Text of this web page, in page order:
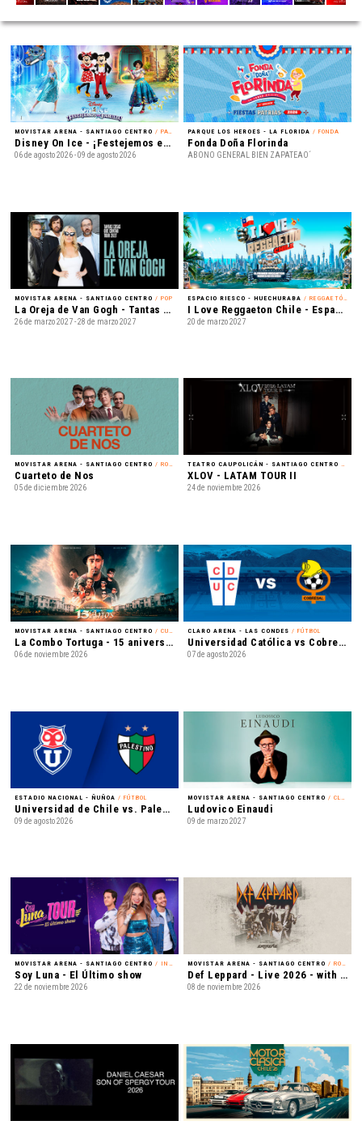
MOVISTAR ARENA - SANTIAGO CENTRO / PATINAJE EN HIELO
Disney On Ice - ¡Festejemos en Familia!
06 de agosto 2026 - 09 de agosto 2026
PARQUE LOS HEROES - LA FLORIDA / FONDA
Fonda Doña Florinda
ABONO GENERAL BIEN ZAPATEAO´
MOVISTAR ARENA - SANTIAGO CENTRO / POP
La Oreja de Van Gogh - Tantas cosas que contar Tour 2027
26 de marzo 2027 - 28 de marzo 2027
ESPACIO RIESCO - HUECHURABA / REGGAETÓN
I Love Reggaeton Chile - Espacio Riesco 2027
20 de marzo 2027
MOVISTAR ARENA - SANTIAGO CENTRO / ROCK
Cuarteto de Nos
05 de diciembre 2026
TEATRO CAUPOLICÁN - SANTIAGO CENTRO
XLOV - LATAM TOUR II
24 de noviembre 2026
MOVISTAR ARENA - SANTIAGO CENTRO / CUMBIA
La Combo Tortuga - 15 aniversario
06 de noviembre 2026
CLARO ARENA - LAS CONDES / FÚTBOL
Universidad Católica vs Cobresal - Liga de Primera Mercado Libre - Fecha 18
07 de agosto 2026
ESTADIO NACIONAL - ÑUÑOA / FÚTBOL
Universidad de Chile vs. Palestino - Liga de Primera Mercado Libre - Fecha 18
09 de agosto 2026
MOVISTAR ARENA - SANTIAGO CENTRO / CLÁSICA
Ludovico Einaudi
09 de marzo 2027
MOVISTAR ARENA - SANTIAGO CENTRO / INFANTIL
Soy Luna - El Último show
22 de noviembre 2026
MOVISTAR ARENA - SANTIAGO CENTRO / ROCK
Def Leppard - Live 2026 - with Special Guest Extreme
08 de noviembre 2026